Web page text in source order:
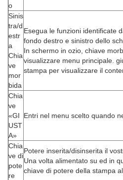
o
Sinis
tra/d
estr
a
Chia
ve
mor
bida
Esegua le funzioni identificate
fondo destro e sinistro dello
In schermo in ozio, chiave
visualizzare menu principale.
stampa per visualizzare il
Chia
ve
«GI
UST
A»
Entri nel menu scelto quando
Chia
ve di
pote
re
Potere inserita/disinserita il
Una volta alimentato su ed in
chiave di potere della stampa